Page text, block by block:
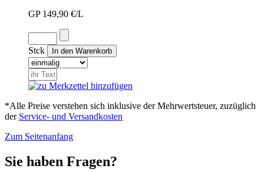
GP 149,90 €/L
Stck
*Alle Preise verstehen sich inklusive der Mehrwertsteuer, zuzüglich
der Service- und Versandkosten
Zum Seitenanfang
Sie haben Fragen?